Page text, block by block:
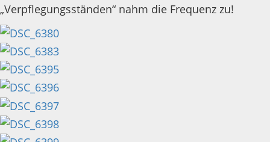
„Verpflegungsständen“ nahm die Frequenz zu!